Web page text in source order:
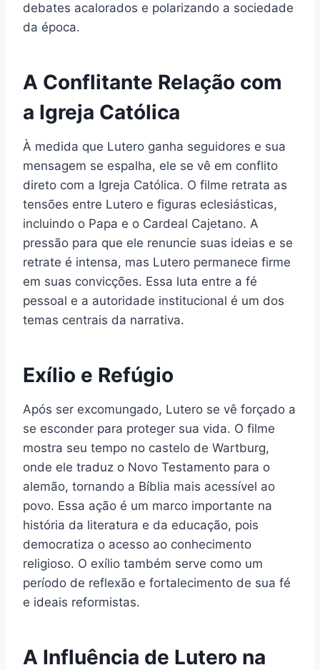
debates acalorados e polarizando a sociedade
da época.
A Conflitante Relação com
a Igreja Católica
À medida que Lutero ganha seguidores e sua
mensagem se espalha, ele se vê em conflito
direto com a Igreja Católica. O filme retrata as
tensões entre Lutero e figuras eclesiásticas,
incluindo o Papa e o Cardeal Cajetano. A
pressão para que ele renuncie suas ideias e se
retrate é intensa, mas Lutero permanece firme
em suas convicções. Essa luta entre a fé
pessoal e a autoridade institucional é um dos
temas centrais da narrativa.
Exílio e Refúgio
Após ser excomungado, Lutero se vê forçado a
se esconder para proteger sua vida. O filme
mostra seu tempo no castelo de Wartburg,
onde ele traduz o Novo Testamento para o
alemão, tornando a Bíblia mais acessível ao
povo. Essa ação é um marco importante na
história da literatura e da educação, pois
democratiza o acesso ao conhecimento
religioso. O exílio também serve como um
período de reflexão e fortalecimento de sua fé
e ideais reformistas.
A Influência de Lutero na